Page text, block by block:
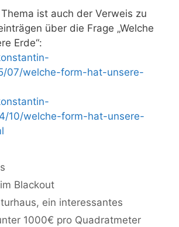
ist auch der Verweis zu
über die Frage „Welche
Erde“:
07/welche-form-hat-unsere-
10/welche-form-hat-unsere-
Blackout
ein interessantes
1000€ pro Quadratmeter